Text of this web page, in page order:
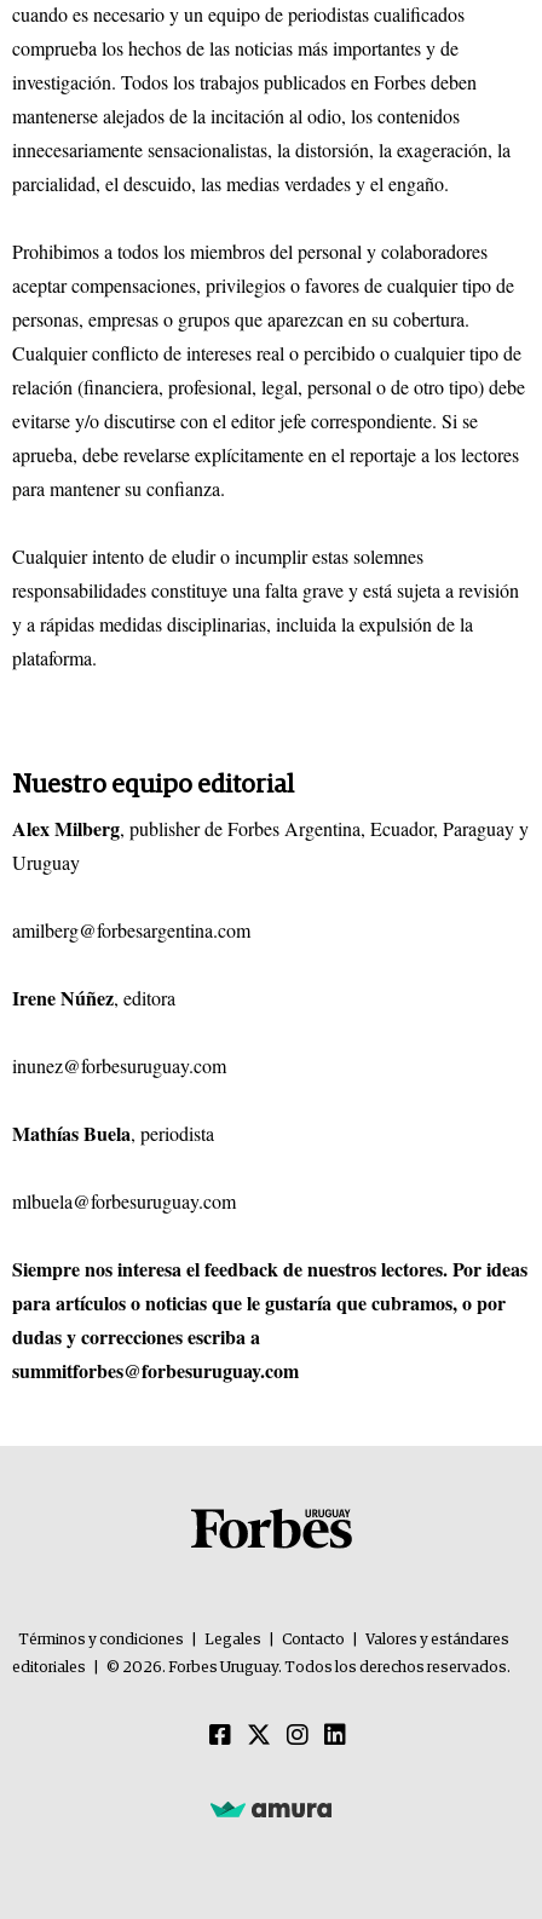
cuando es necesario y un equipo de periodistas cualificados
comprueba los hechos de las noticias más importantes y de
investigación. Todos los trabajos publicados en Forbes deben
mantenerse alejados de la incitación al odio, los contenidos
innecesariamente sensacionalistas, la distorsión, la exageración, la
parcialidad, el descuido, las medias verdades y el engaño.
Prohibimos a todos los miembros del personal y colaboradores
aceptar compensaciones, privilegios o favores de cualquier tipo de
personas, empresas o grupos que aparezcan en su cobertura.
Cualquier conflicto de intereses real o percibido o cualquier tipo de
relación (financiera, profesional, legal, personal o de otro tipo) debe
evitarse y/o discutirse con el editor jefe correspondiente. Si se
aprueba, debe revelarse explícitamente en el reportaje a los lectores
para mantener su confianza.
Cualquier intento de eludir o incumplir estas solemnes
responsabilidades constituye una falta grave y está sujeta a revisión
y a rápidas medidas disciplinarias, incluida la expulsión de la
plataforma.
Nuestro equipo editorial
Alex Milberg, publisher de Forbes Argentina, Ecuador, Paraguay y
Uruguay
amilberg@forbesargentina.com
Irene Núñez, editora
inunez@forbesuruguay.com
Mathías Buela, periodista
mlbuela@forbesuruguay.com
Siempre nos interesa el feedback de nuestros lectores. Por ideas
para artículos o noticias que le gustaría que cubramos, o por
dudas y correcciones escriba a
summitforbes@forbesuruguay.com
Términos y condiciones Legales Contacto
Valores y estándares
editoriales
© 2026. Forbes Uruguay. Todos los derechos reservados.